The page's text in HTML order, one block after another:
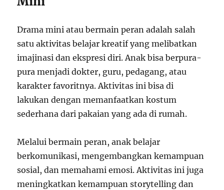
Drama mini atau bermain peran adalah salah
satu aktivitas belajar kreatif yang melibatkan
imajinasi dan ekspresi diri. Anak bisa berpura-
pura menjadi dokter, guru, pedagang, atau
karakter favoritnya. Aktivitas ini bisa di
lakukan dengan memanfaatkan kostum
sederhana dari pakaian yang ada di rumah.
Melalui bermain peran, anak belajar
berkomunikasi, mengembangkan kemampuan
sosial, dan memahami emosi. Aktivitas ini juga
meningkatkan kemampuan storytelling dan